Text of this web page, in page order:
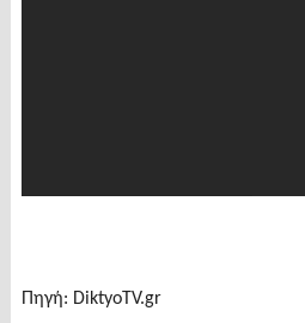
Πηγή: DiktyoTV.gr